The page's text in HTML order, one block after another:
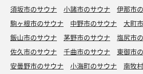
須坂市のサウナ
小諸市のサウナ
伊那市
駒ヶ根市のサウナ
中野市のサウナ
大町
飯山市のサウナ
茅野市のサウナ
塩尻市
佐久市のサウナ
千曲市のサウナ
東御市
安曇野市のサウナ
小海町のサウナ
南牧